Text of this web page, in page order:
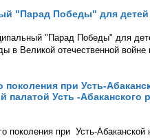
"Парад Победы" для
"Парад Победы" для
в Великой отечественной войне
при Усть-
палатой Усть -
поколения при Усть-